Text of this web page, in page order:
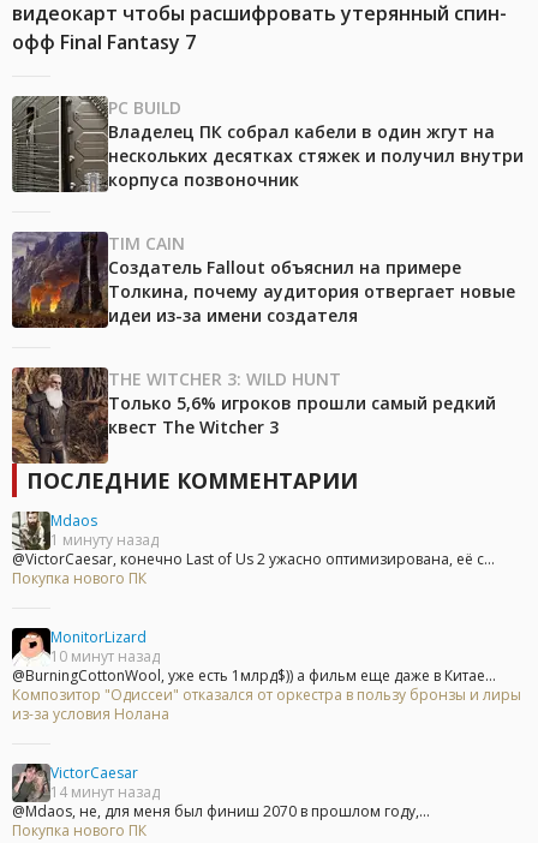
видеокарт чтобы расшифровать утерянный спин-
офф Final Fantasy 7
PC BUILD
Владелец ПК собрал кабели в один жгут на
нескольких десятках стяжек и получил внутри
корпуса позвоночник
TIM CAIN
Создатель Fallout объяснил на примере
Толкина, почему аудитория отвергает новые
идеи из-за имени создателя
THE WITCHER 3: WILD HUNT
Только 5,6% игроков прошли самый редкий
квест The Witcher 3
ПОСЛЕДНИЕ КОММЕНТАРИИ
Mdaos
1 минуту назад
@VictorCaesar, конечно Last of Us 2 ужасно оптимизирована, её с...
Покупка нового ПК
MonitorLizard
10 минут назад
@BurningCottonWool, уже есть 1млрд$)) а фильм еще даже в Китае...
Композитор "Одиссеи" отказался от оркестра в пользу бронзы и лиры
из-за условия Нолана
VictorCaesar
14 минут назад
@Mdaos, не, для меня был финиш 2070 в прошлом году,...
Покупка нового ПК